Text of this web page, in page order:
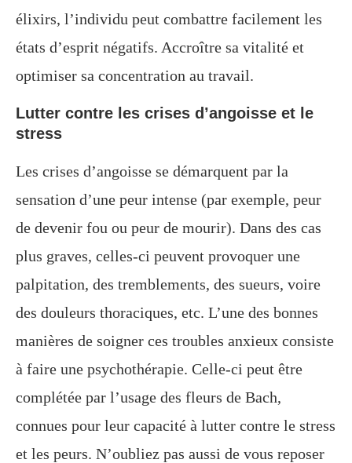
élixirs, l’individu peut combattre facilement les
états d’esprit négatifs. Accroître sa vitalité et
optimiser sa concentration au travail.
Lutter contre les crises d’angoisse et le
stress
Les crises d’angoisse se démarquent par la
sensation d’une peur intense (par exemple, peur
de devenir fou ou peur de mourir). Dans des cas
plus graves, celles-ci peuvent provoquer une
palpitation, des tremblements, des sueurs, voire
des douleurs thoraciques, etc. L’une des bonnes
manières de soigner ces troubles anxieux consiste
à faire une psychothérapie. Celle-ci peut être
complétée par l’usage des fleurs de Bach,
connues pour leur capacité à lutter contre le stress
et les peurs. N’oubliez pas aussi de vous reposer